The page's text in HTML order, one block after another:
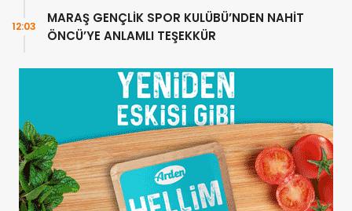
MARAŞ GENÇLİK SPOR KULÜBÜ’NDEN NAHİT
ÖNCÜ’YE ANLAMLI TEŞEKKÜR
12:03